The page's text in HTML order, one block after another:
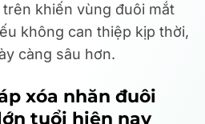
khiến vùng đuôi mắt
không can thiệp kịp thời,
càng sâu hơn.
xóa nhăn đuôi
tuổi hiện nay